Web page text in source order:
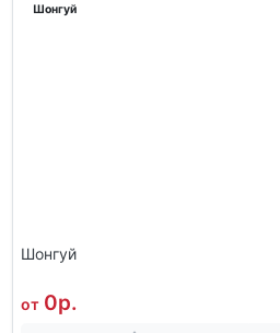
Шонгуй
Шонгуй
от 0р.